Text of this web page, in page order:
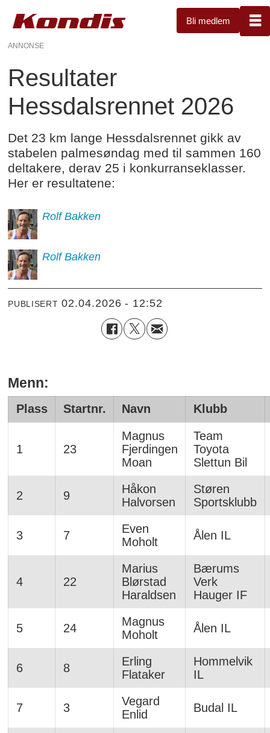
Bli medlem
ANNONSE
Resultater
Hessdalsrennet 2026
Det 23 km lange Hessdalsrennet gikk av
stabelen palmesøndag med til sammen 160
deltakere, derav 25 i konkurranseklasser.
Her er resultatene:
Rolf Bakken
Rolf Bakken
PUBLISERT 02.04.2026 - 12:52
Menn:
Plass Startnr. Navn Klubb
1 23
Magnus
Fjerdingen
Moan
Team
Toyota
Slettun Bil
2 9
Håkon
Halvorsen
Støren
Sportsklubb
3 7
Even
Moholt
Ålen IL
4 22
Marius
Blørstad
Haraldsen
Bærums
Verk
Hauger IF
5 24
Magnus
Moholt
Ålen IL
6 8
Erling
Flataker
Hommelvik
IL
7 3
Vegard
Enlid
Budal IL